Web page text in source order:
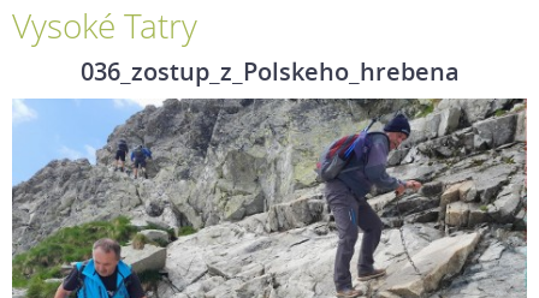
Vysoké Tatry
036_zostup_z_Polskeho_hrebena